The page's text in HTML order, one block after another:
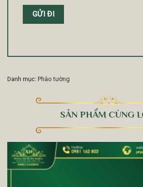
Danh mục: Phào tường
SẢN PHẨM CÙNG